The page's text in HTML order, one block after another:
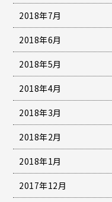
2018年7月
2018年6月
2018年5月
2018年4月
2018年3月
2018年2月
2018年1月
2017年12月